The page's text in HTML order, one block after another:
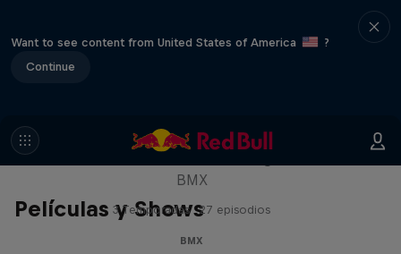
Want to see content from United States of America
?
Continue
Películas y Shows
Raditudes
BMX
3 Temporadas · 27 episodios
BMX